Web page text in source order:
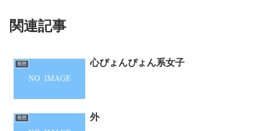
関連記事
発想 心ぴょんぴょん系女子
発想 外